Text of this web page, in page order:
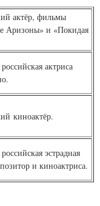
актёр, фильмы
Аризоны» и «Покидая
актриса
киноактёр.
эстрадная
и киноактриса.